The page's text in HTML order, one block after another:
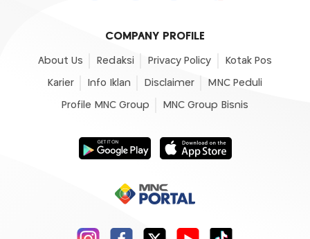
COMPANY PROFILE
About Us Redaksi Privacy Policy Kotak Pos
Karier Info Iklan Disclaimer MNC Peduli
Profile MNC Group MNC Group Bisnis